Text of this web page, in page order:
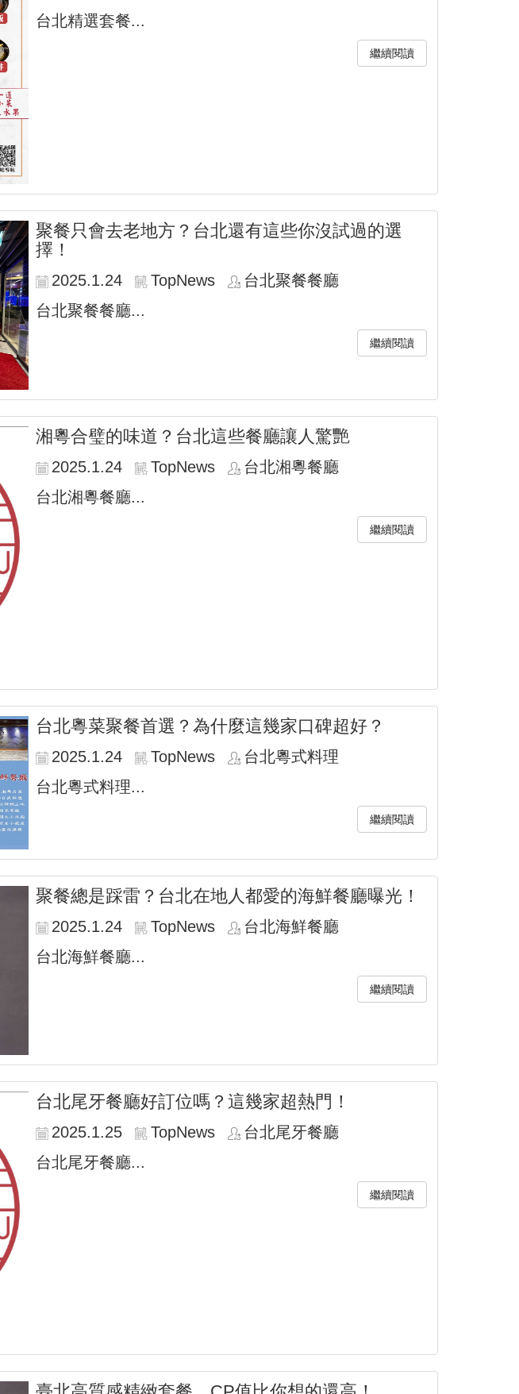
台北精選套餐...
繼續閱讀
聚餐只會去老地方？台北還有這些你沒試過的選
擇！
2025.1.24 TopNews
台北聚餐餐廳
台北聚餐餐廳...
繼續閱讀
湘粵合璧的味道？台北這些餐廳讓人驚艷
2025.1.24 TopNews
台北湘粵餐廳
台北湘粵餐廳...
繼續閱讀
台北粵菜聚餐首選？為什麼這幾家口碑超好？
2025.1.24 TopNews
台北粵式料理
台北粵式料理...
繼續閱讀
聚餐總是踩雷？台北在地人都愛的海鮮餐廳曝光！
2025.1.24 TopNews
台北海鮮餐廳
台北海鮮餐廳...
繼續閱讀
台北尾牙餐廳好訂位嗎？這幾家超熱門！
2025.1.25 TopNews
台北尾牙餐廳
台北尾牙餐廳...
繼續閱讀